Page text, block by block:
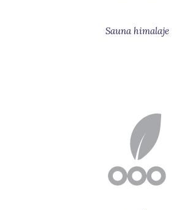
Sauna himalaje